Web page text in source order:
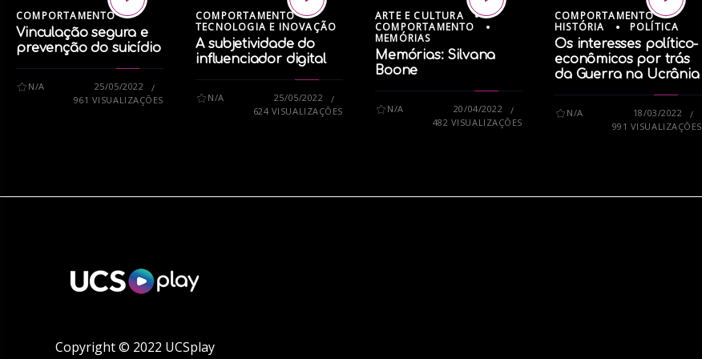
COMPORTAMENTO
Vinculação segura e
prevenção do suicídio
N/A
25/05/2022
961 VISUALIZAÇÕES
COMPORTAMENTO
TECNOLOGIA E INOVAÇÃO
A subjetividade do
influenciador digital
N/A
25/05/2022
624 VISUALIZAÇÕES
ARTE E CULTURA
COMPORTAMENTO
MEMÓRIAS
Memórias: Silvana
Boone
N/A
20/04/2022
482 VISUALIZAÇÕES
COMPORTAMENTO
HISTÓRIA
POLÍTICA
Os interesses político-
econômicos por trás
da Guerra na Ucrânia
N/A
18/03/2022
991 VISUALIZAÇÕES
Copyright © 2022 UCSplay